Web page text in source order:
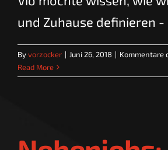
und Zuhause definieren -
Byvorzocker | Juni 26, 2018 | Kommentare
Read More